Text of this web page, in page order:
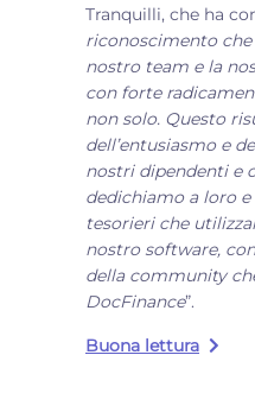
Tranquilli, che ha
riconoscimento
nostro team e la
con forte
non solo. Questo
dell’entusiasmo e
nostri dipendenti e
dedichiamo a loro
tesorieri che
nostro software,
della community
DocFinance”.
Buona lettura